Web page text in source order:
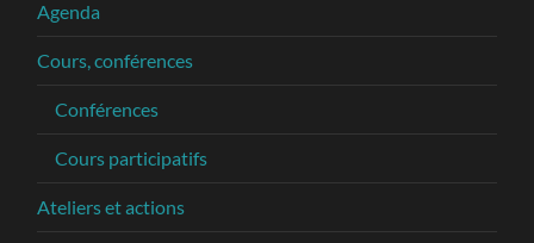
Agenda
Cours, conférences
Conférences
Cours participatifs
Ateliers et actions